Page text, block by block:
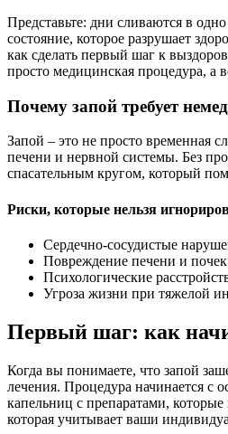
Представьте: дни сливаются в
состояние, которое разрушает
как сделать первый шаг к
просто медицинская процедура, а
Почему запой требует
Запой – это не просто временная
печени и нервной системы. Без
спасательным кругом, который
Риски, которые нельзя
Сердечно-сосудистые
Повреждение печени и почек
Психологические
Угроза жизни при тяжелой
Первый шаг: как
Когда вы понимаете, что запой
лечения. Процедура начинается с
капельниц с препаратами,
которая учитывает ваши